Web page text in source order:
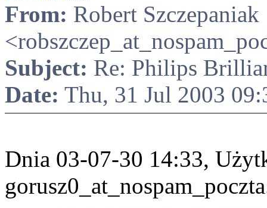
From: Robert Szczepaniak
Subject: Re: Philips
Date: Thu, 31 Jul 2003
Dnia 03-07-30 14:33,